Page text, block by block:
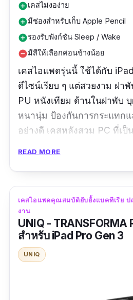
add_circleเคสไม่งอง่าย
add_circleมีช่องสำหรับเก็บ Apple Pencil
add_circleรองรับฟังก์ชัน Sleep / Wake
remove_circleมีสีให้เลือกค่อนข้างน้อย
เคสไอแพดรุ่นนี้ ใช้ได้กับ
ดีไซน์เรียบ ๆ แต่สวยงาม ฝา
PU​ หนังเทียม ด้านในฝาพับ
หนานุ่ม ป้องกันการกระแทก
อย่างดี เคสหลังสวม PC ที่เ
หลังเคส และพับติดด้วยแม่เห
จอไม่หลุดออกจากกันระหว่า
เพิ่มและลดเสียง นอกจากนี้ บ
ออกแบบตัวล็อกที่เป็นแม่เหล็
Apple Pencil และรองรับฟังก์
ไปในตัวด้วย โดยฝาพับสามา
READ MORE
เคสไอแพดคุณสมบัติยับยั้งแบคทีเรีย
งาน
UNIQ - TRANSFORMA
สำหรับ iPad Pro Gen 3
UNIQ